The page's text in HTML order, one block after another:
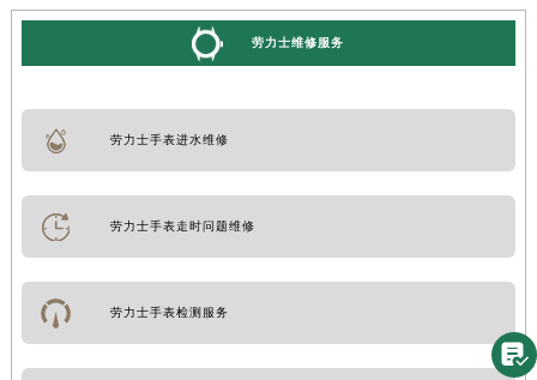
劳力士维修服务
劳力士手表进水维修
劳力士手表走时问题维修
劳力士手表检测服务
